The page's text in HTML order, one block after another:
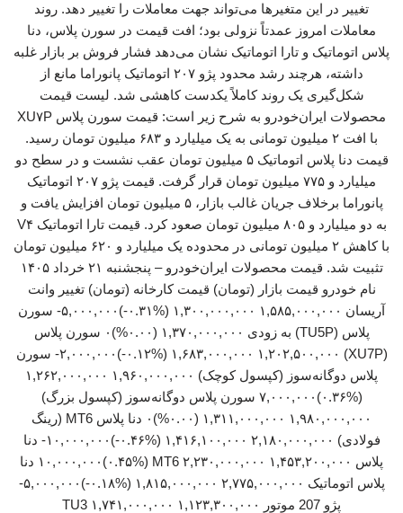
تغییر در این متغیرها می‌تواند جهت معاملات را تغییر دهد. روند
معاملات امروز عمدتاً نزولی بود؛ افت قیمت در سورن پلاس، دنا
پلاس اتوماتیک و تارا اتوماتیک نشان می‌دهد فشار فروش بر بازار غلبه
داشته، هرچند رشد محدود پژو ۲۰۷ اتوماتیک پانوراما مانع از
شکل‌گیری یک روند کاملاً یکدست کاهشی شد. لیست قیمت
محصولات ایران‌خودرو به شرح زیر است: قیمت سورن پلاس XU۷P
با افت ۲ میلیون تومانی به یک میلیارد و ۶۸۳ میلیون تومان رسید.
قیمت دنا پلاس اتوماتیک ۵ میلیون تومان عقب نشست و در سطح دو
میلیارد و ۷۷۵ میلیون تومان قرار گرفت. قیمت پژو ۲۰۷ اتوماتیک
پانوراما برخلاف جریان غالب بازار، ۵ میلیون تومان افزایش یافت و
به دو میلیارد و ۸۰۵ میلیون تومان صعود کرد. قیمت تارا اتوماتیک V۴
با کاهش ۲ میلیون تومانی در محدوده یک میلیارد و ۶۲۰ میلیون تومان
تثبیت شد. قیمت محصولات ایران‌خودرو – پنجشنبه ۲۱ خرداد ۱۴۰۵
نام خودرو قیمت بازار (تومان) قیمت کارخانه (تومان) تغییر وانت
آریسان ۱,۵۸۵,۰۰۰,۰۰۰ ۱,۳۰۰,۰۰۰,۰۰۰ (‎-۰.۳۱%‏)‎-۵,۰۰۰,۰۰۰‏ سورن
پلاس (TU5P) به زودی ۱,۳۷۰,۰۰۰,۰۰۰ (۰.۰۰%)۰ سورن پلاس
(XU7P) ۱,۶۸۳,۰۰۰,۰۰۰ ۱,۲۰۲,۵۰۰,۰۰۰ (‎-۰.۱۲%‏)‎-۲,۰۰۰,۰۰۰‏ سورن
پلاس دوگانه‌سوز (کپسول کوچک) ۱,۹۶۰,۰۰۰,۰۰۰ ۱,۲۶۲,۰۰۰,۰۰۰
(‎۰.۳۶%‏)‎۷,۰۰۰,۰۰۰‏ سورن پلاس دوگانه‌سوز (کپسول بزرگ)
۱,۹۸۰,۰۰۰,۰۰۰ ۱,۳۱۱,۰۰۰,۰۰۰ (۰.۰۰%)۰ دنا پلاس MT6 (رینگ
فولادی) ۲,۱۸۰,۰۰۰,۰۰۰ ۱,۴۱۶,۱۰۰,۰۰۰ (‎-۰.۴۶%‏)‎-۱۰,۰۰۰,۰۰۰‏ دنا
پلاس MT6 ۲,۲۳۰,۰۰۰,۰۰۰ ۱,۴۵۳,۲۰۰,۰۰۰ (‎۰.۴۵%‏)‎۱۰,۰۰۰,۰۰۰‏ دنا
پژو 207 موتور TU3 ۱,۷۴۱,۰۰۰,۰۰۰ ۱,۱۲۳,۳۰۰,۰۰۰